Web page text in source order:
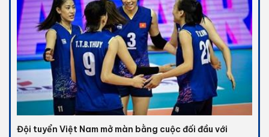
Đội tuyển Việt Nam mở màn bằng cuộc đối đầu với